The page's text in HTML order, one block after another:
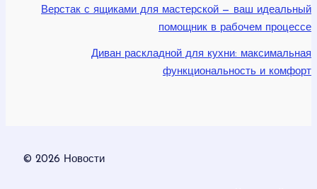
Верстак с ящиками для мастерской — ваш идеальный
помощник в рабочем процессе
Диван раскладной для кухни: максимальная
функциональность и комфорт
© 2026 Новости